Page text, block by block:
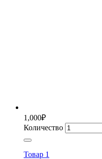
1,000₽
Количество
Товар 1